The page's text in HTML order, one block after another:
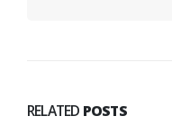
RELATED POSTS